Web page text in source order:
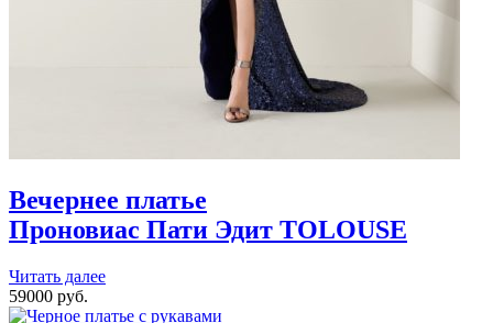
Вечернее платье
Проновиас Пати Эдит TOLOUSE
Читать далее
59000 руб.